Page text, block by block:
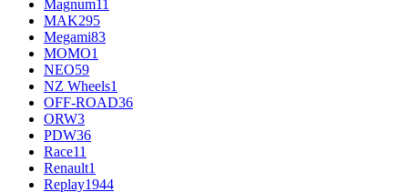
Magnum11
MAK295
Megami83
MOMO1
NEO59
NZ Wheels1
OFF-ROAD36
ORW3
PDW36
Race11
Renault1
Replay1944